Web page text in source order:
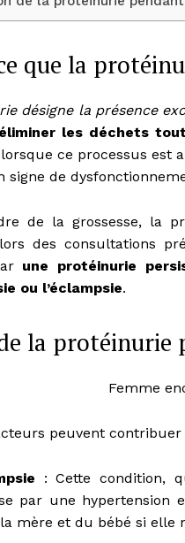
que la
désigne la présence
les déchets
ce processus est
signe de
de la grossesse, la
des consultations
une protéinurie
ou l’éclampsie.
la protéinurie
peuvent
: Cette condition,
par une hypertension
mère et du bébé si elle